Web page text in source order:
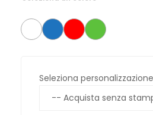
Seleziona